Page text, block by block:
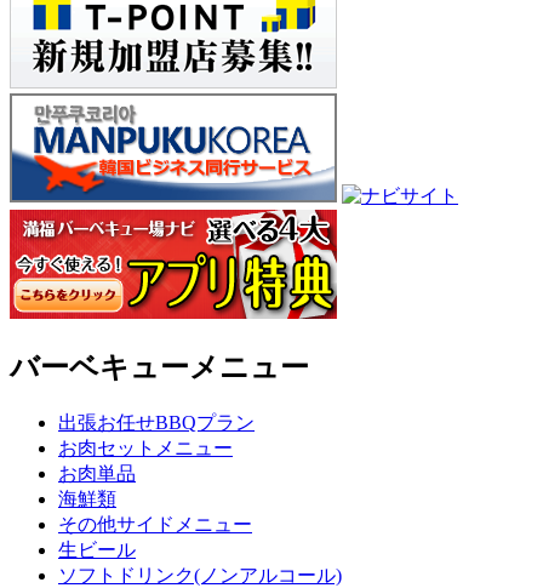
バーベキューメニュー
出張お任せBBQプラン
お肉セットメニュー
お肉単品
海鮮類
その他サイドメニュー
生ビール
ソフトドリンク(ノンアルコール)